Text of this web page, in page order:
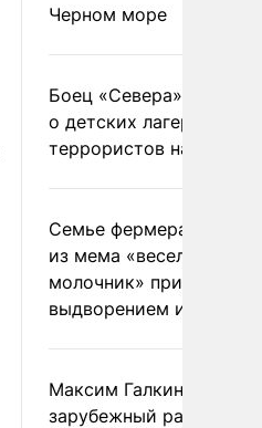
Черном море
Боец «Севера»
о детских лагерях
террористов на
Семье фермера
из мема «веселый
молочник» пригрозили
выдворением из
Максим Галкин
зарубежный райдер